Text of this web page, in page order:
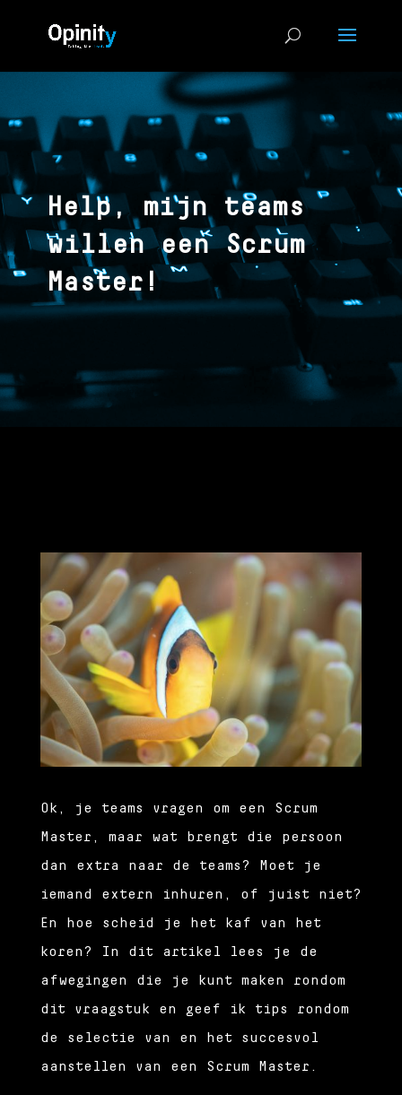
Help, mijn teams
willen een Scrum
Master!
Ok, je teams vragen om een Scrum
Master, maar wat brengt die persoon
dan extra naar de teams? Moet je
iemand extern inhuren, of juist niet?
En hoe scheid je het kaf van het
koren? In dit artikel lees je de
afwegingen die je kunt maken rondom
dit vraagstuk en geef ik tips rondom
de selectie van en het succesvol
aanstellen van een Scrum Master.